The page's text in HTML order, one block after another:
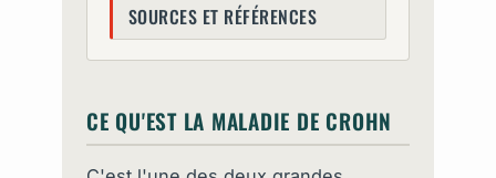
SOURCES ET RÉFÉRENCES
CE QU'EST LA MALADIE DE CROHN